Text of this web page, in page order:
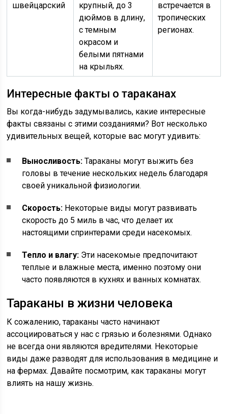
швейцарский
крупный, до 3
дюймов в длину,
с темным
окрасом и
белыми пятнами
на крыльях.
встречается в
тропических
регионах.
Интересные факты о тараканах
Вы когда-нибудь задумывались, какие интересные
факты связаны с этими созданиями? Вот несколько
удивительных вещей, которые вас могут удивить:
Выносливость: Тараканы могут выжить без
головы в течение нескольких недель благодаря
своей уникальной физиологии.
Скорость: Некоторые виды могут развивать
скорость до 5 миль в час, что делает их
настоящими спринтерами среди насекомых.
Тепло и влагу: Эти насекомые предпочитают
теплые и влажные места, именно поэтому они
часто появляются в кухнях и ванных комнатах.
Тараканы в жизни человека
К сожалению, тараканы часто начинают
ассоциироваться у нас с грязью и болезнями. Однако
не всегда они являются вредителями. Некоторые
виды даже разводят для использования в медицине и
на фермах. Давайте посмотрим, как тараканы могут
влиять на нашу жизнь.